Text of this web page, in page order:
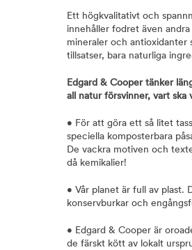
Ett högkvalitativt och
innehåller fodret även
mineraler och antioxidanter
tillsatser, bara naturliga
Edgard & Cooper tänker
all natur försvinner, vart ska
• För att göra ett så litet
speciella komposterbara
De vackra motiven och
då kemikalier!
• Vår planet är full av plast.
konservburkar och
• Edgard & Cooper är
de färskt kött av lokalt